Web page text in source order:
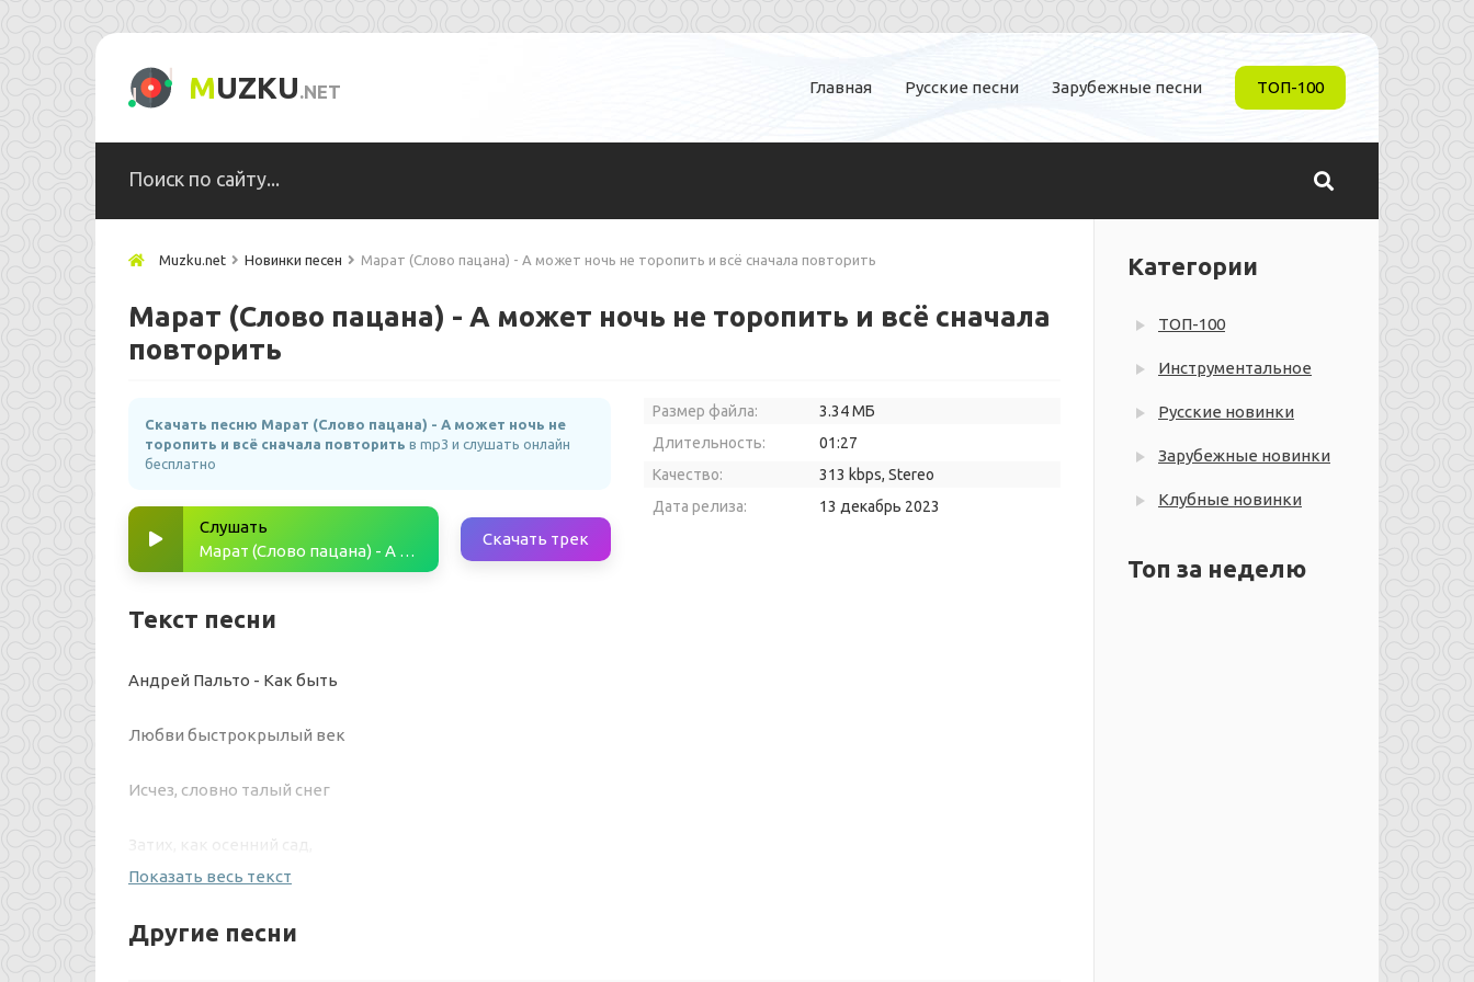
MUZKU.NET Главная Русские песни Зарубежные песни ТОП-100
Muzku.net Новинки песен Марат (Слово пацана) - А может ночь не торопить и всё сначала повторить
Марат (Слово пацана) - А может ночь не торопить и всё сначала
повторить
Скачать песню Марат (Слово пацана) - А может ночь не
торопить и всё сначала повторить в mp3 и слушать онлайн
бесплатно
Слушать
Марат (Слово пацана) - А может ночь не торопить и всё сначала повторить
Скачать трек
Размер файла:
3.34 МБ
Длительность:
01:27
Качество:
313 kbps, Stereo
Дата релиза:
13 декабрь 2023
Текст песни
Андрей Пальто - Как быть
Любви быстрокрылый век
Исчез, словно талый снег
Затих, как осенний сад,
Показать весь текст
Другие песни
Категории
ТОП-100
Инструментальное
Русские новинки
Зарубежные новинки
Клубные новинки
Топ за неделю